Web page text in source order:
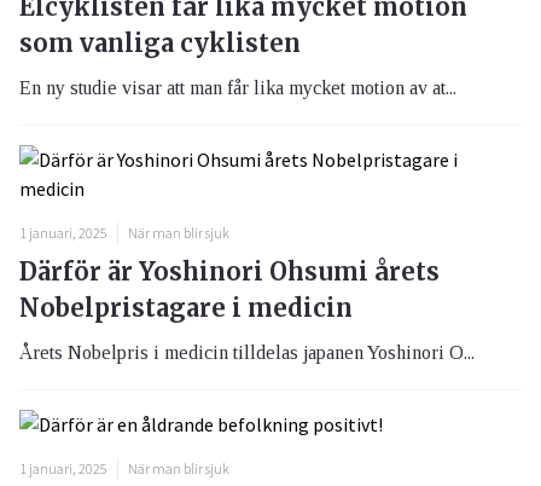
Elcyklisten får lika mycket motion
som vanliga cyklisten
En ny studie visar att man får lika mycket motion av at...
1 januari, 2025 När man blir sjuk
Därför är Yoshinori Ohsumi årets
Nobelpristagare i medicin
Årets Nobelpris i medicin tilldelas japanen Yoshinori O...
1 januari, 2025 När man blir sjuk